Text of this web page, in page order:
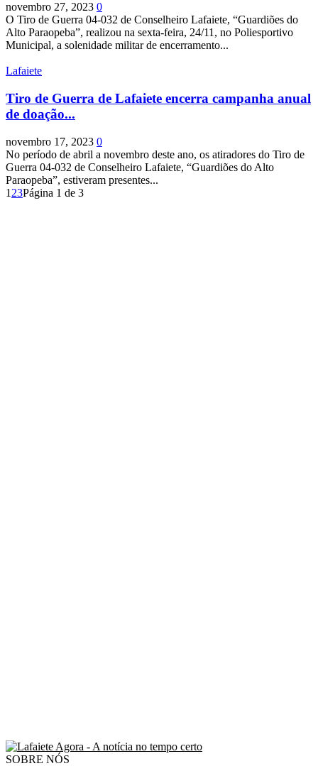
novembro 27, 2023 0
O Tiro de Guerra 04-032 de Conselheiro Lafaiete, “Guardiões do
Alto Paraopeba”, realizou na sexta-feira, 24/11, no Poliesportivo
Municipal, a solenidade militar de encerramento...
Lafaiete
Tiro de Guerra de Lafaiete encerra campanha anual
de doação...
novembro 17, 2023 0
No período de abril a novembro deste ano, os atiradores do Tiro de
Guerra 04-032 de Conselheiro Lafaiete, “Guardiões do Alto
Paraopeba”, estiveram presentes...
1 23Página 1 de 3
SOBRE NÓS